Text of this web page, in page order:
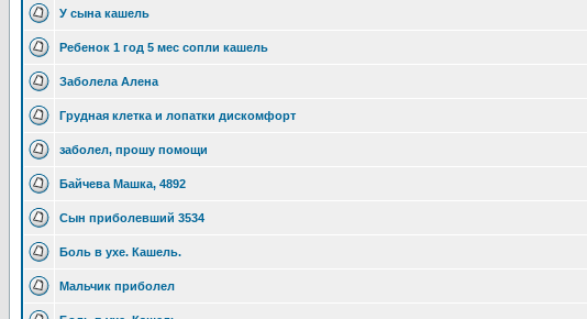
У сына кашель
Ребенок 1 год 5 мес сопли кашель
Заболела Алена
Грудная клетка и лопатки дискомфорт
заболел, прошу помощи
Байчева Машка, 4892
Сын приболевший 3534
Боль в ухе. Кашель.
Мальчик приболел